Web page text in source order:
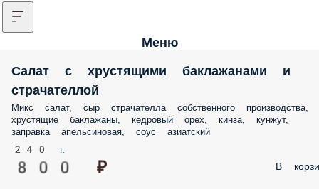
Меню
Салат с хрустящими баклажанами и
страчателлой
Микс салат, сыр страчателла собственного производства,
хрустящие баклажаны, кедровый орех, кинза, кунжут,
заправка апельсиновая, соус азиатский
240 г.
800 ₽ В